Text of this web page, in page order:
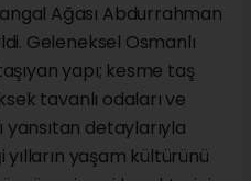
Ağası Abdurrahman
Geleneksel Osmanlı
yapı; kesme taş
tavanlı odaları ve
yansıtan detaylarıyla
yaşam kültürünü